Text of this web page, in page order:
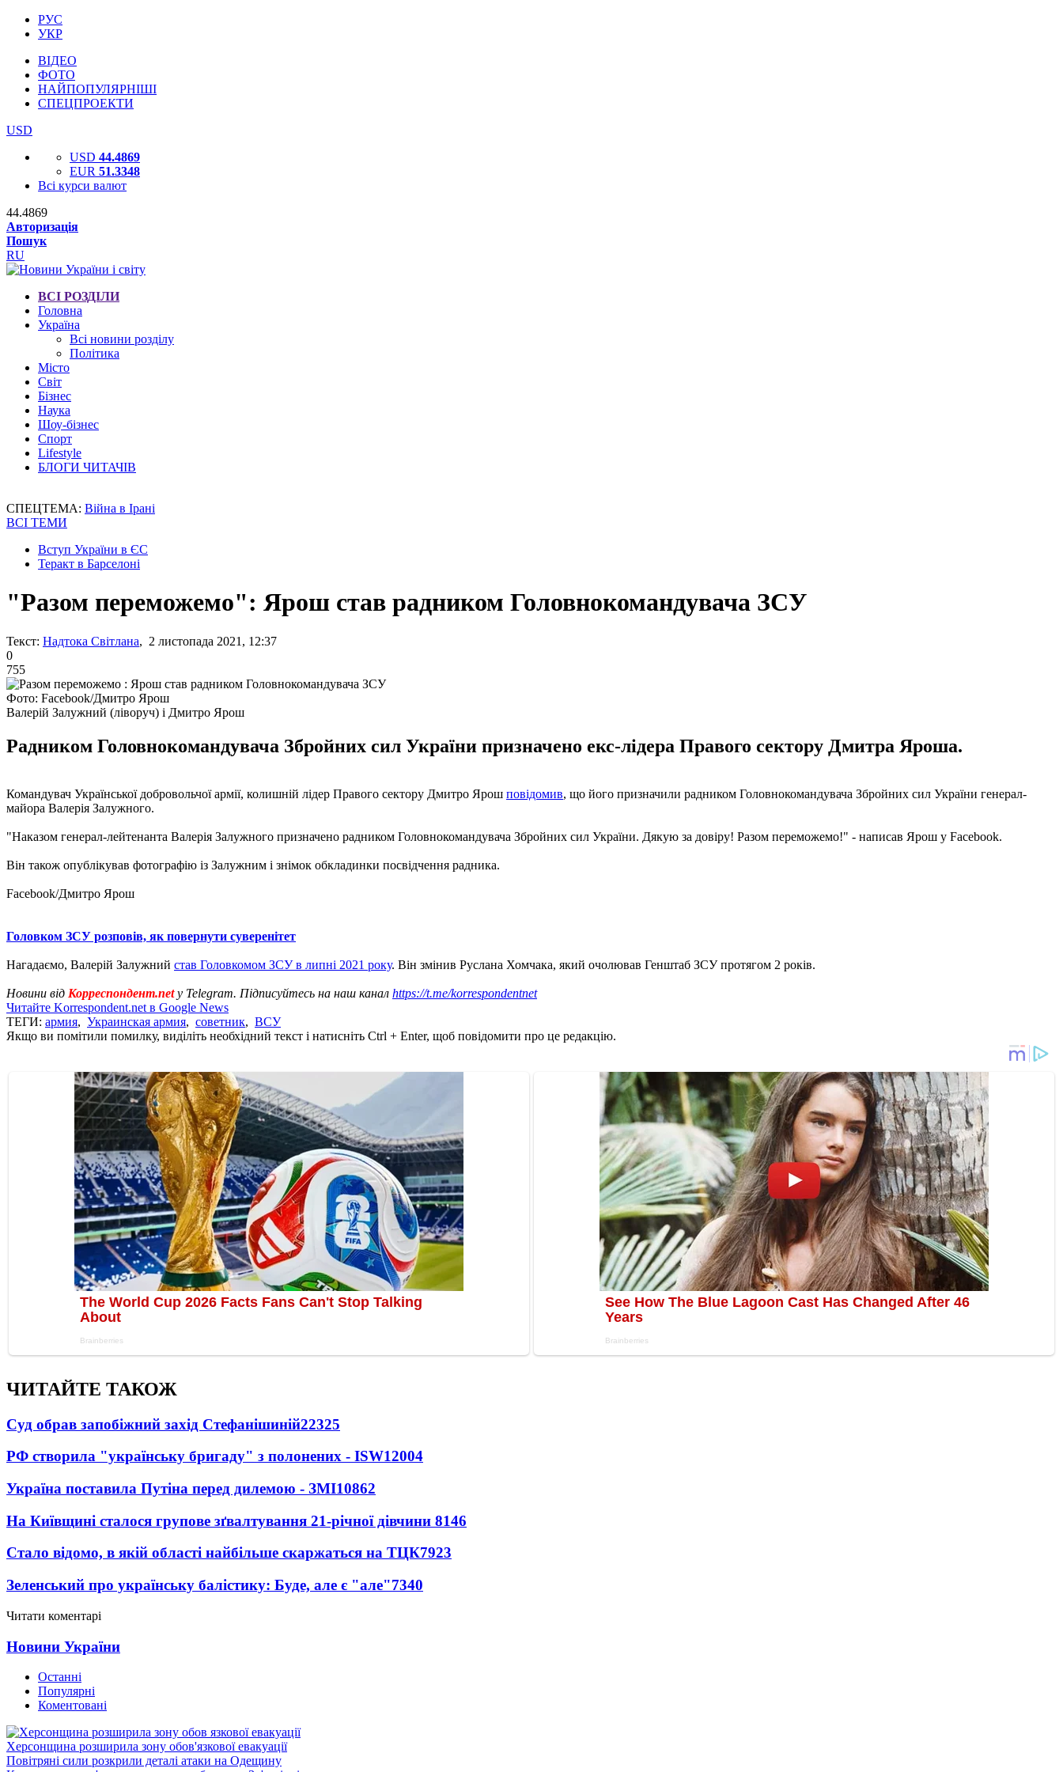
РУС
УКР
ВІДЕО
ФОТО
НАЙПОПУЛЯРНІШІ
СПЕЦПРОЕКТИ
USD
USD 44.4869
EUR 51.3348
Всі курси валют
44.4869
Авторизація
Пошук
RU
ВСІ РОЗДІЛИ
Головна
Україна
Всі новини розділу
Політика
Місто
Світ
Бізнес
Наука
Шоу-бізнес
Спорт
Lifestyle
БЛОГИ ЧИТАЧІВ
СПЕЦТЕМА: Війна в Ірані
ВСІ ТЕМИ
Вступ України в ЄС
Теракт в Барселоні
"Разом переможемо": Ярош став радником Головнокомандувача ЗСУ
Текст: Надтока Світлана, 2 листопада 2021, 12:37
0
755
Фото: Facebook/Дмитро Ярош
Валерій Залужний (ліворуч) і Дмитро Ярош
Радником Головнокомандувача Збройних сил України призначено екс-лідера Правого сектору Дмитра Яроша.
Командувач Української добровольчої армії, колишній лідер Правого сектору Дмитро Ярош повідомив, що його призначили радником Головнокомандувача Збройних сил України генерал-
майора Валерія Залужного.
"Наказом генерал-лейтенанта Валерія Залужного призначено радником Головнокомандувача Збройних сил України. Дякую за довіру! Разом переможемо!" - написав Ярош у Facebook.
Він також опублікував фотографію із Залужним і знімок обкладинки посвідчення радника.
Facebook/Дмитро Ярош
Головком ЗСУ розповів, як повернути суверенітет
Нагадаємо, Валерій Залужний став Головкомом ЗСУ в липні 2021 року. Він змінив Руслана Хомчака, який очолював Генштаб ЗСУ протягом 2 років.
Новини від Корреспондент.netу Telegram. Підписуйтесь на наш канал https://t.me/korrespondentnet
Читайте Korrespondent.net в Google News
ТЕГИ: армия, Украинская армия, советник, ВСУ
Якщо ви помітили помилку, виділіть необхідний текст і натисніть Ctrl + Enter, щоб повідомити про це редакцію.
ЧИТАЙТЕ ТАКОЖ
Суд обрав запобіжний захід Стефанішиній22325
РФ створила "українську бригаду" з полонених - ISW12004
Україна поставила Путіна перед дилемою - ЗМІ10862
На Київщині сталося групове зґвалтування 21-річної дівчини 8146
Стало відомо, в якій області найбільше скаржаться на ТЦК7923
Зеленський про українську балістику: Буде, але є "але"7340
Читати коментарі
Новини України
Останні
Популярні
Коментовані
Херсонщина розширила зону обов'язкової евакуації
Повітряні сили розкрили деталі атаки на Одещину